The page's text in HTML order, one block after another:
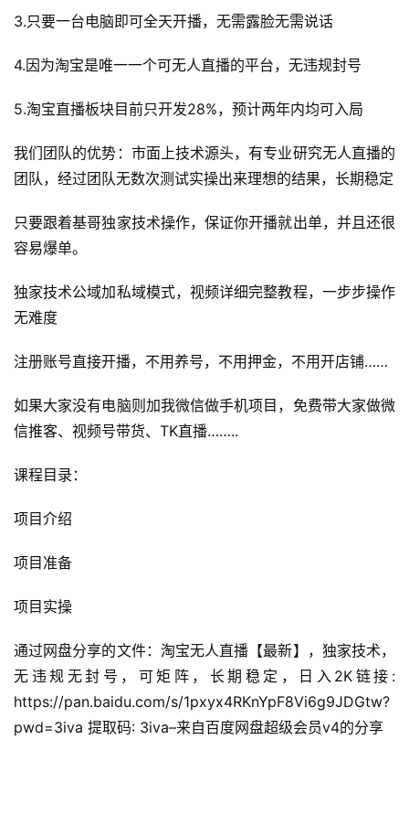
3.只要一台电脑即可全天开播，无需露脸无需说话
4.因为淘宝是唯一一个可无人直播的平台，无违规封号
5.淘宝直播板块目前只开发28%，预计两年内均可入局
我们团队的优势：市面上技术源头，有专业研究无人直播的
团队，经过团队无数次测试实操出来理想的结果，长期稳定
只要跟着基哥独家技术操作，保证你开播就出单，并且还很
容易爆单。
独家技术公域加私域模式，视频详细完整教程，一步步操作
无难度
注册账号直接开播，不用养号，不用押金，不用开店铺……
如果大家没有电脑则加我微信做手机项目，免费带大家做微
信推客、视频号带货、TK直播……..
课程目录：
项目介绍
项目准备
项目实操
通过网盘分享的文件：淘宝无人直播【最新】，独家技术，
无违规无封号，可矩阵，长期稳定，日入2K链接:
https://pan.baidu.com/s/1pxyx4RKnYpF8Vi6g9JDGtw?
pwd=3iva 提取码: 3iva–来自百度网盘超级会员v4的分享